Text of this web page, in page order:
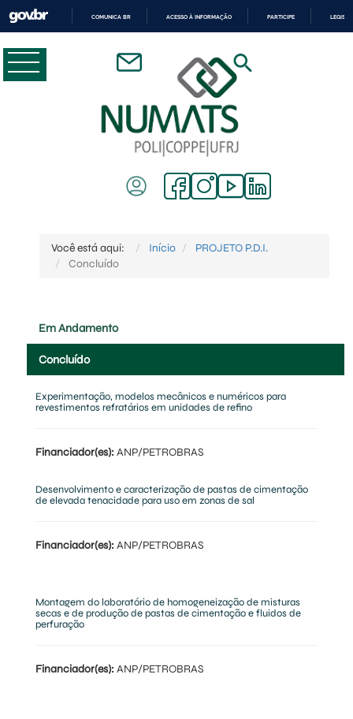
CONTEÚDO
COMUNICA BR ACESSO À INFORMAÇÃO PARTICIPE
Você está aqui: Início
PROJETO P.D.I.
Concluído
Em Andamento
Concluído
Experimentação, modelos mecânicos e numéricos para
revestimentos refratários em unidades de refino
Financiador(es): ANP/PETROBRAS
Desenvolvimento e caracterização de pastas de cimentação
de elevada tenacidade para uso em zonas de sal
Financiador(es): ANP/PETROBRAS
Montagem do laboratório de homogeneização de misturas
secas e de produção de pastas de cimentação e fluidos de
perfuração
Financiador(es): ANP/PETROBRAS